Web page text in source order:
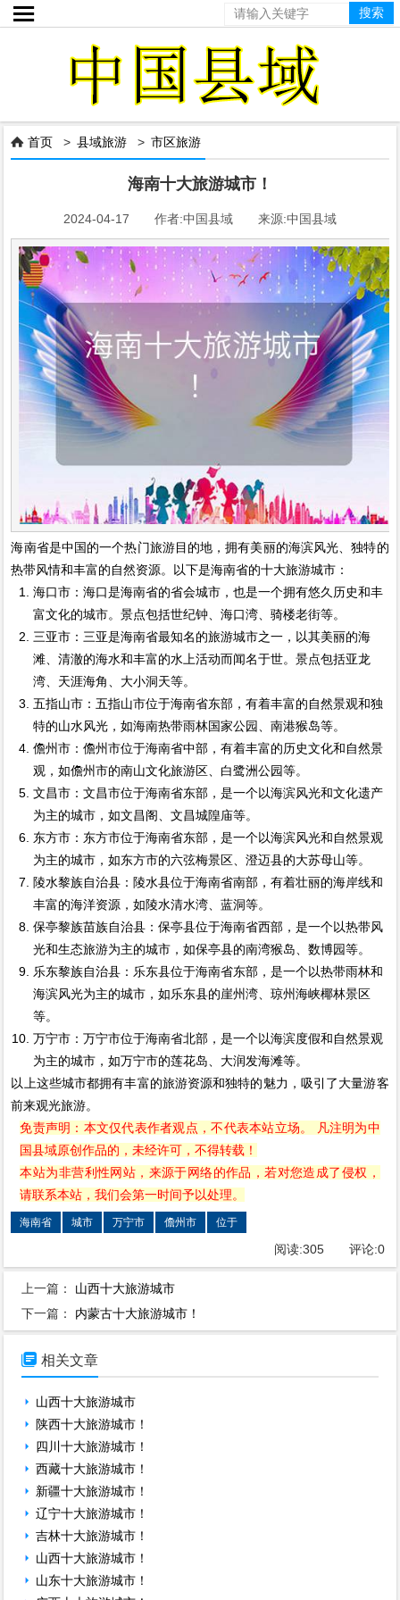

 首页 >县域旅游 >市区旅游
海南十大旅游城市！
2024-04-17 作者:中国县域 来源:中国县域
海南省是中国的一个热门旅游目的地，拥有美丽的海滨风光、独特的
热带风情和丰富的自然资源。以下是海南省的十大旅游城市：
海口市：海口是海南省的省会城市，也是一个拥有悠久历史和丰
富文化的城市。景点包括世纪钟、海口湾、骑楼老街等。
三亚市：三亚是海南省最知名的旅游城市之一，以其美丽的海
滩、清澈的海水和丰富的水上活动而闻名于世。景点包括亚龙
湾、天涯海角、大小洞天等。
五指山市：五指山市位于海南省东部，有着丰富的自然景观和独
特的山水风光，如海南热带雨林国家公园、南港猴岛等。
儋州市：儋州市位于海南省中部，有着丰富的历史文化和自然景
观，如儋州市的南山文化旅游区、白鹭洲公园等。
文昌市：文昌市位于海南省东部，是一个以海滨风光和文化遗产
为主的城市，如文昌阁、文昌城隍庙等。
东方市：东方市位于海南省东部，是一个以海滨风光和自然景观
为主的城市，如东方市的六弦梅景区、澄迈县的大苏母山等。
陵水黎族自治县：陵水县位于海南省南部，有着壮丽的海岸线和
丰富的海洋资源，如陵水清水湾、蓝洞等。
保亭黎族苗族自治县：保亭县位于海南省西部，是一个以热带风
光和生态旅游为主的城市，如保亭县的南湾猴岛、数博园等。
乐东黎族自治县：乐东县位于海南省东部，是一个以热带雨林和
海滨风光为主的城市，如乐东县的崖州湾、琼州海峡椰林景区
等。
万宁市：万宁市位于海南省北部，是一个以海滨度假和自然景观
为主的城市，如万宁市的莲花岛、大润发海滩等。
以上这些城市都拥有丰富的旅游资源和独特的魅力，吸引了大量游客
前来观光旅游。
免责声明：本文仅代表作者观点，不代表本站立场。 凡注明为中
国县域原创作品的，未经许可，不得转载！
本站为非营利性网站，来源于网络的作品，若对您造成了侵权，
请联系本站，我们会第一时间予以处理。
海南省 城市 万宁市 儋州市 位于
阅读:305评论:0
上一篇： 山西十大旅游城市
下一篇： 内蒙古十大旅游城市！
 相关文章
山西十大旅游城市
陕西十大旅游城市！
四川十大旅游城市！
西藏十大旅游城市！
新疆十大旅游城市！
辽宁十大旅游城市！
吉林十大旅游城市！
山西十大旅游城市！
山东十大旅游城市！